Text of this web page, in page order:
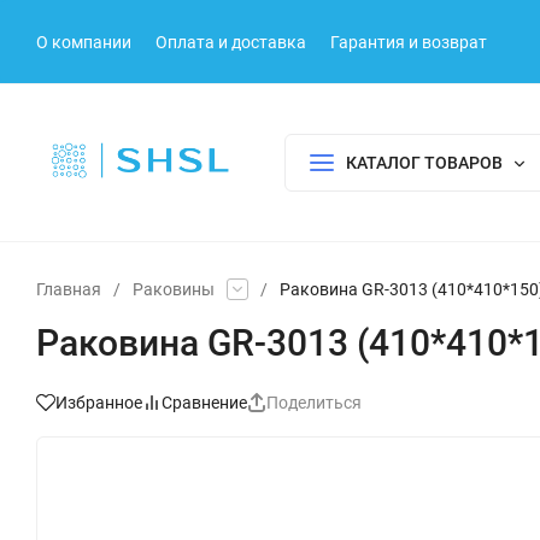
О компании Оплата и доставка Гарантия и возврат
КАТАЛОГ ТОВАРОВ
Главная / Раковины / Раковина GR-3013
Раковина GR-3013
Избранное Сравнение Поделиться